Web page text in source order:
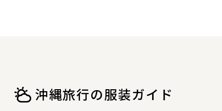
沖縄旅行の服装ガイド